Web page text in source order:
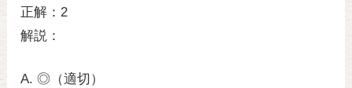
正解：2
解説：
A. ◎（適切）